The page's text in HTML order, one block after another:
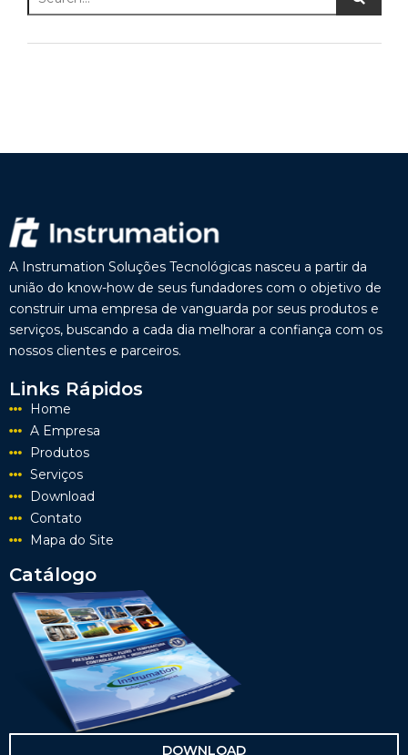
A Instrumation Soluções Tecnológicas nasceu a partir da
união do know-how de seus fundadores com o objetivo de
construir uma empresa de vanguarda por seus produtos e
serviços, buscando a cada dia melhorar a confiança com os
nossos clientes e parceiros.
Links Rápidos
Home
A Empresa
Produtos
Serviços
Download
Contato
Mapa do Site
Catálogo
DOWNLOAD